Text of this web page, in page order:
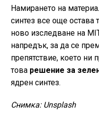
Намирането на
синтез все още остава
ново изследване на
напредък, за да се
препятствие, което ни
това решение за
ядрен синтез.
Снимка: Unsplash